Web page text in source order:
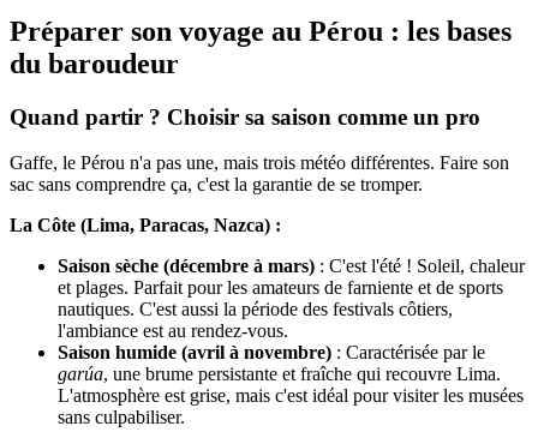
Préparer son voyage au Pérou : les bases
du baroudeur
Quand partir ? Choisir sa saison comme un pro
Gaffe, le Pérou n'a pas une, mais trois météo différentes. Faire son
sac sans comprendre ça, c'est la garantie de se tromper.
La Côte (Lima, Paracas, Nazca) :
Saison sèche (décembre à mars) : C'est l'été ! Soleil, chaleur
et plages. Parfait pour les amateurs de farniente et de sports
nautiques. C'est aussi la période des festivals côtiers,
l'ambiance est au rendez-vous.
Saison humide (avril à novembre) : Caractérisée par le
garúa, une brume persistante et fraîche qui recouvre Lima.
L'atmosphère est grise, mais c'est idéal pour visiter les musées
sans culpabiliser.